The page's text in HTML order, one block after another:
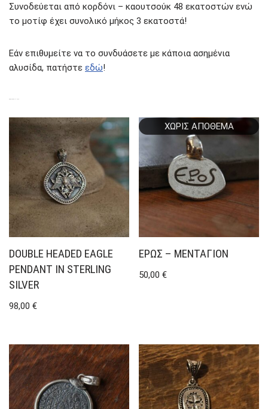
Συνοδεύεται από κορδόνι – καουτσούκ 48 εκατοστών ενώ
το μοτίφ έχει συνολικό μήκος 3 εκατοστά!
Εάν επιθυμείτε να το συνδυάσετε με κάποια ασημένια
αλυσίδα, πατήστε εδώ!
DOUBLE HEADED EAGLE
PENDANT IN STERLING
SILVER
98,00 €
ΧΩΡΊΣ ΑΠΌΘΕΜΑ
ΈΡΩΣ – ΜΕΝΤΑΓΙΌΝ
50,00€